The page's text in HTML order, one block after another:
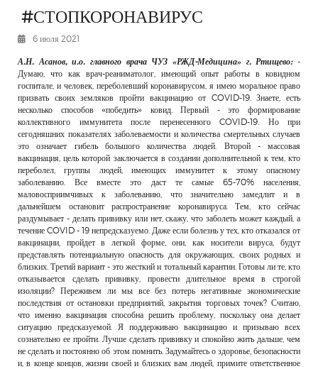
К СВЕДЕНИЮ
РЕКЛАМОДАТЕЛЯМ
ОБЪЯВЛЕНИЯ
КОНТАКТЫ
#СТОПКОРОНАВИРУС
6 июля 2021
А.Н. Асанов, и.о. главного врача ЧУЗ «РЖД-Медицина» г. Ртищево: -
Думаю, что как врач-реаниматолог, имеющий опыт работы в ковидном
госпитале, и человек, переболевший коронавирусом, я имею моральное право
призвать своих земляков пройти вакцинацию от COVID-19. Знаете, есть
несколько способов «победить» ковид. Первый - это формирование
коллективного иммунитета после перенесенного COVID-19. Но при
сегодняшних показателях заболеваемости и количества смертельных случаев
это означает гибель большого количества людей. Второй - массовая
вакцинация, цель которой заключается в создании дополнительной к тем, кто
переболел, группы людей, имеющих иммунитет к этому опасному
заболеванию. Все вместе это даст те самые 65-70% населения,
маловосприимчивых к заболеванию, что значительно замедлит и в
дальнейшем остановит распространение коронавируса. Тем, кто сейчас
раздумывает - делать прививку или нет, скажу, что заболеть может каждый, а
течение COVID - 19 непредсказуемо. Даже если болезнь у тех, кто отказался от
вакцинации, пройдет в легкой форме, они, как носители вируса, будут
представлять потенциальную опасность для окружающих, своих родных и
близких. Третий вариант - это жесткий и тотальный карантин. Готовы ли те, кто
отказывается сделать прививку, провести длительное время в строгой
изоляции? Переживем ли мы все без потерь негативные экономические
последствия от остановки предприятий, закрытия торговых точек? Считаю,
что именно вакцинация способна решить проблему, поскольку она делает
ситуацию предсказуемой. Я поддерживаю вакцинацию и призываю всех
сознательно ее пройти. Лучше сделать прививку и спокойно жить дальше, чем
не сделать и постоянно об этом помнить. Задумайтесь о здоровье, безопасности
и, в конце концов, жизни своей и близких вам людей, примите ответственное